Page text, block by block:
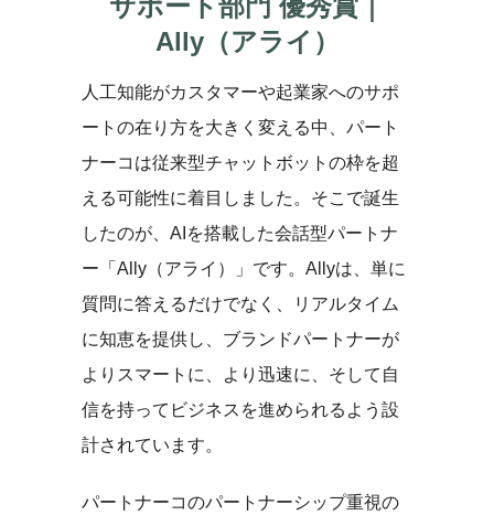
Ally（アライ）
人工知能がカスタマーや起業家へのサポ
ートの在り方を大きく変える中、パート
ナーコは従来型チャットボットの枠を超
える可能性に着目しました。そこで誕生
したのが、AIを搭載した会話型パートナ
ー「Ally（アライ）」です。Allyは、単に
質問に答えるだけでなく、リアルタイム
に知恵を提供し、ブランドパートナーが
よりスマートに、より迅速に、そして自
信を持ってビジネスを進められるよう設
計されています。
パートナーコのパートナーシップ重視の